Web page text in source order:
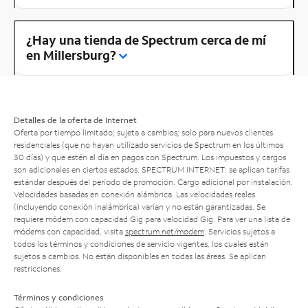
¿Hay una tienda de Spectrum cerca de mí
en Millersburg?
Detalles de la oferta de Internet
Oferta por tiempo limitado; sujeta a cambios; solo para nuevos clientes
residenciales (que no hayan utilizado servicios de Spectrum en los últimos
30 días) y que estén al día en pagos con Spectrum. Los impuestos y cargos
son adicionales en ciertos estados. SPECTRUM INTERNET: se aplican tarifas
estándar después del período de promoción. Cargo adicional por instalación.
Velocidades basadas en conexión alámbrica. Las velocidades reales
(incluyendo conexión inalámbrica) varían y no están garantizadas. Se
requiere módem con capacidad Gig para velocidad Gig. Para ver una lista de
módems con capacidad, visita spectrum.net/modem . Servicios sujetos a
todos los términos y condiciones de servicio vigentes, los cuales están
sujetos a cambios. No están disponibles en todas las áreas. Se aplican
restricciones.
Términos y condiciones